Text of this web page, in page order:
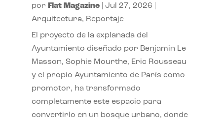
por Flat Magazine| Jul 27, 2026
Arquitectura, Reportaje
El proyecto de la explanada del
Ayuntamiento diseñado por Benjamin Le
Masson, Sophie Mourthe, Eric Rousseau
y el propio Ayuntamiento de París como
promotor, ha transformado
completamente este espacio para
convertirlo en un bosque urbano, donde